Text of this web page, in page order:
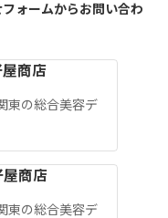
ォームからお問い合わ
屋商店
東の総合美容デ
屋商店
東の総合美容デ